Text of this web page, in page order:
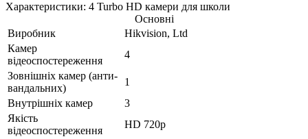
Характеристики: 4 Turbo HD камери для школи
Основні
Виробник
Hikvision, Ltd
Камер
відеоспостереження
4
Зовнішніх камер (анти-
вандальних)
1
Внутрішніх камер
3
Якість
відеоспостереження
HD 720p